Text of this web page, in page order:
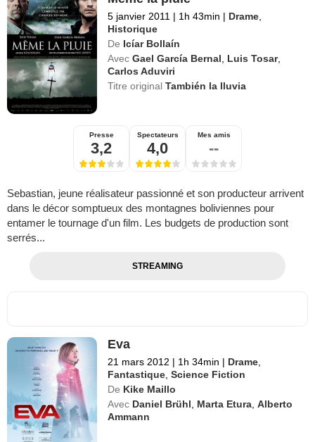
5 janvier 2011 | 1h 43min | Drame
Historique
De Icíar Bollaín
Avec Gael García Bernal Luis Tosar,
Carlos Aduviri
Titre originalTambién la lluvia
Presse
3,2
Spectateurs
4,0
Mes amis
--
Sebastian, jeune réalisateur passionné et son producteur arrivent
dans le décor somptueux des montagnes boliviennes pour
entamer le tournage d'un film. Les budgets de production sont
serrés...
STREAMING
Eva
21 mars 2012 | 1h 34min | Drame
Fantastique ,Science Fiction
De Kike Maillo
Avec Daniel Brühl Marta Etura ,Alberto
Ammann